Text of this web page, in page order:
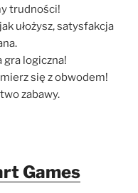
trudności!
ułożysz, satysfakcja
gra logiczna!
się z obwodem!
zabawy.
Games